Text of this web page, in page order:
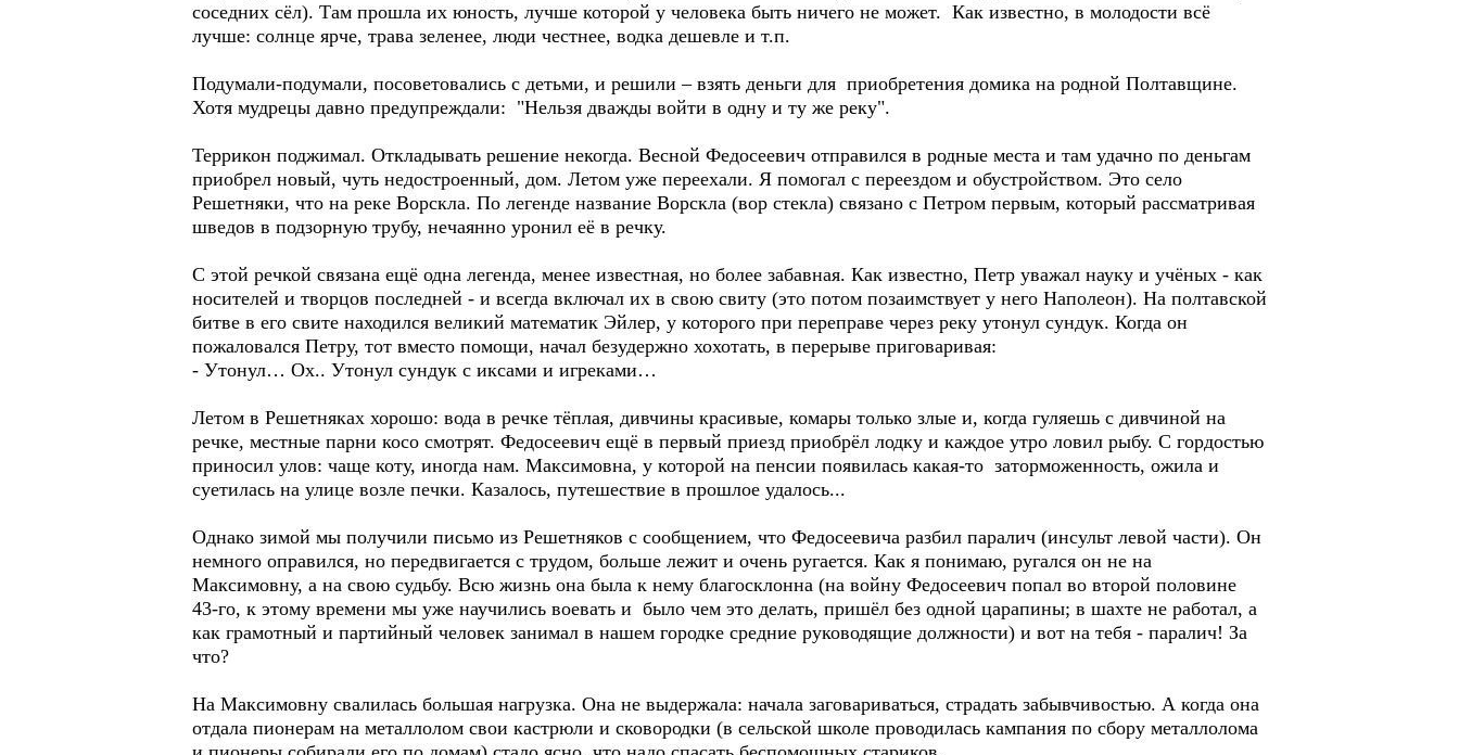
соседних сёл). Там прошла их юность, лучше которой у человека быть ничего не может. Как известно, в молодости всё
лучше: солнце ярче, трава зеленее, люди честнее, водка дешевле и т.п.
Подумали-подумали, посоветовались с детьми, и решили – взять деньги для приобретения домика на родной Полтавщине.
Хотя мудрецы давно предупреждали: "Нельзя дважды войти в одну и ту же реку".
Террикон поджимал. Откладывать решение некогда. Весной Федосеевич отправился в родные места и там удачно по деньгам
приобрел новый, чуть недостроенный, дом. Летом уже переехали. Я помогал с переездом и обустройством. Это село
Решетняки, что на реке Ворскла. По легенде название Ворскла (вор стекла) связано с Петром первым, который рассматривая
шведов в подзорную трубу, нечаянно уронил её в речку.
С этой речкой связана ещё одна легенда, менее известная, но более забавная. Как известно, Петр уважал науку и учёных - как
носителей и творцов последней - и всегда включал их в свою свиту (это потом позаимствует у него Наполеон). На полтавской
битве в его свите находился великий математик Эйлер, у которого при переправе через реку утонул сундук. Когда он
пожаловался Петру, тот вместо помощи, начал безудержно хохотать, в перерыве приговаривая:
- Утонул… Ох.. Утонул сундук с иксами и игреками…
Летом в Решетняках хорошо: вода в речке тёплая, дивчины красивые, комары только злые и, когда гуляешь с дивчиной на
речке, местные парни косо смотрят. Федосеевич ещё в первый приезд приобрёл лодку и каждое утро ловил рыбу. С гордостью
приносил улов: чаще коту, иногда нам. Максимовна, у которой на пенсии появилась какая-то заторможенность, ожила и
суетилась на улице возле печки. Казалось, путешествие в прошлое удалось...
Однако зимой мы получили письмо из Решетняков с сообщением, что Федосеевича разбил паралич (инсульт левой части). Он
немного оправился, но передвигается с трудом, больше лежит и очень ругается. Как я понимаю, ругался он не на
Максимовну, а на свою судьбу. Всю жизнь она была к нему благосклонна (на войну Федосеевич попал во второй половине
43-го, к этому времени мы уже научились воевать и было чем это делать, пришёл без одной царапины; в шахте не работал, а
как грамотный и партийный человек занимал в нашем городке средние руководящие должности) и вот на тебя - паралич! За
что?
На Максимовну свалилась большая нагрузка. Она не выдержала: начала заговариваться, страдать забывчивостью. А когда она
отдала пионерам на металлолом свои кастрюли и сковородки (в сельской школе проводилась кампания по сбору металлолома